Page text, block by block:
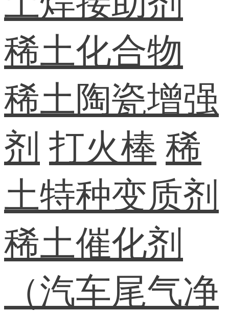
稀土化合物
稀土陶瓷增强
剂 打火棒 稀
土特种变质剂
稀土催化剂
（汽车尾气净